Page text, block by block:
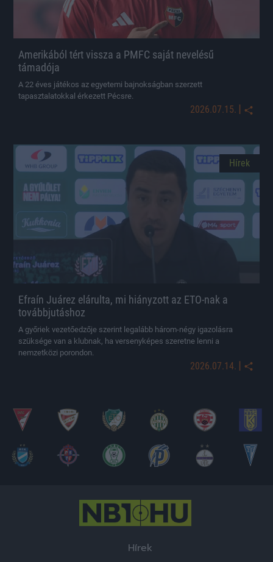
Amerikából tért vissza a PMFC saját nevelésű
támadója
A 22 éves játékos az egyetemi bajnokságban szerzett
tapasztalatokkal érkezett Pécsre.
2026.07.15. |
Hírek
Efraín Juárez elárulta, mi hiányzott az ETO-nak a
továbbjutáshoz
A győriek vezetőedzője szerint legalább három-négy igazolásra
szüksége van a klubnak, ha versenyképes szeretne lenni a
nemzetközi porondon.
2026.07.14. |
Hírek